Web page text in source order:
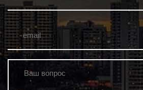
email